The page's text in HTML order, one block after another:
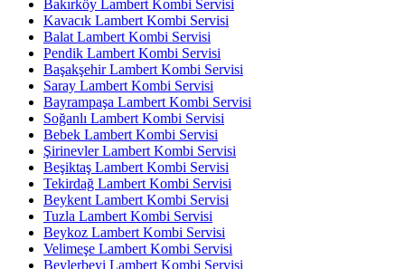
Bakırköy Lambert Kombi Servisi
Kavacık Lambert Kombi Servisi
Balat Lambert Kombi Servisi
Pendik Lambert Kombi Servisi
Başakşehir Lambert Kombi Servisi
Saray Lambert Kombi Servisi
Bayrampaşa Lambert Kombi Servisi
Soğanlı Lambert Kombi Servisi
Bebek Lambert Kombi Servisi
Şirinevler Lambert Kombi Servisi
Beşiktaş Lambert Kombi Servisi
Tekirdağ Lambert Kombi Servisi
Beykent Lambert Kombi Servisi
Tuzla Lambert Kombi Servisi
Beykoz Lambert Kombi Servisi
Velimeşe Lambert Kombi Servisi
Beylerbeyi Lambert Kombi Servisi